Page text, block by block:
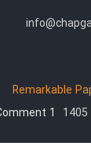
Remarkable
1 Comment